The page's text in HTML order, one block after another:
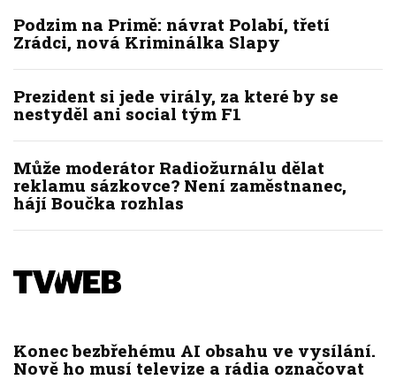
Podzim na Primě: návrat Polabí, třetí
Zrádci, nová Kriminálka Slapy
Prezident si jede virály, za které by se
nestyděl ani social tým F1
Může moderátor Radiožurnálu dělat
reklamu sázkovce? Není zaměstnanec,
hájí Boučka rozhlas
Konec bezbřehému AI obsahu ve vysílání.
Nově ho musí televize a rádia označovat